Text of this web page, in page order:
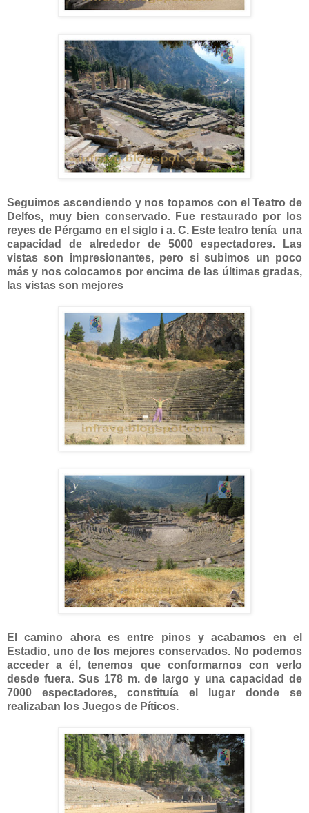
Seguimos ascendiendo y nos topamos con el Teatro de
Delfos, muy bien conservado. Fue restaurado por los
reyes de Pérgamo en el siglo i a. C. Este teatro tenía una
capacidad de alrededor de 5000 espectadores. Las
vistas son impresionantes, pero si subimos un poco
más y nos colocamos por encima de las últimas gradas,
las vistas son mejores
El camino ahora es entre pinos y acabamos en el
Estadio, uno de los mejores conservados. No podemos
acceder a él, tenemos que conformarnos con verlo
desde fuera. Sus 178 m. de largo y una capacidad de
7000 espectadores, constituía el lugar donde se
realizaban los Juegos de Píticos.